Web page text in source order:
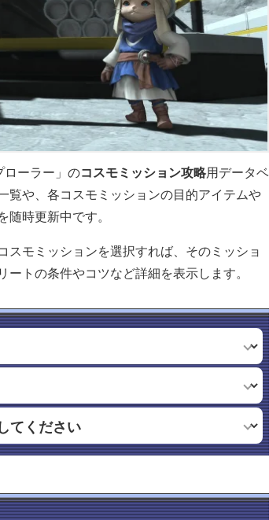
ローラー」のコスモミッション攻略用データベ
覧や、各コスモミッションの目的アイテムや
随時更新中です。
スモミッションを選択すれば、そのミッショ
トの条件やコツなど詳細を表示します。